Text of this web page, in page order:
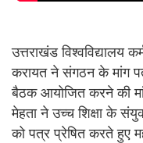
उत्तराखंड विश्वविद्यालय
करायत ने संगठन के मांग
बैठक आयोजित करने की
मेहता ने उच्च शिक्षा के
को पत्र प्रेषित करते हुए